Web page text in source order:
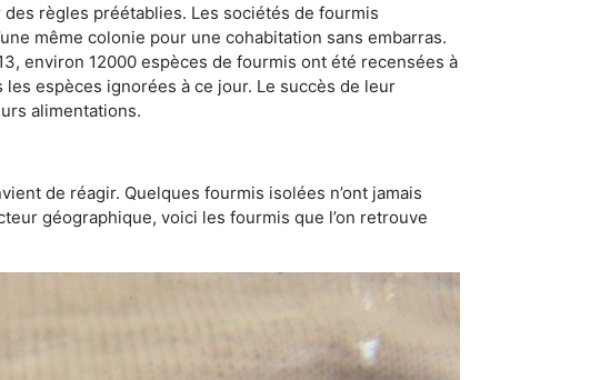
règles préétablies. Les sociétés de fourmis
même colonie pour une cohabitation sans embarras.
environ 12000 espèces de fourmis ont été recensées à
espèces ignorées à ce jour. Le succès de leur
alimentations.
de réagir. Quelques fourmis isolées n’ont jamais
géographique, voici les fourmis que l’on retrouve